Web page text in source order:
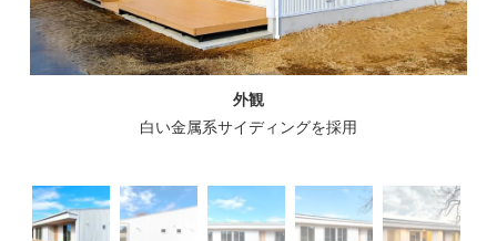
外観
白い金属系サイディングを採用